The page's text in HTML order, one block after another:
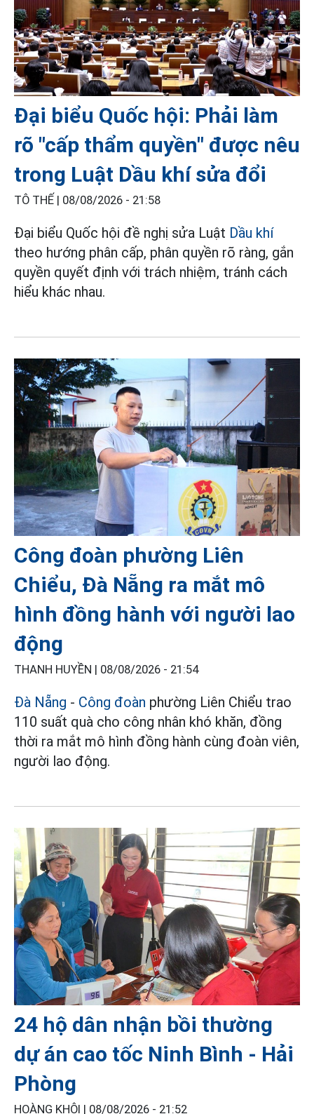
Đại biểu Quốc hội: Phải làm
rõ "cấp thẩm quyền" được nêu
trong Luật Dầu khí sửa đổi
TÔ THẾ | 08/08/2026 - 21:58
Đại biểu Quốc hội đề nghị sửa Luật Dầu khí
theo hướng phân cấp, phân quyền rõ ràng, gắn
quyền quyết định với trách nhiệm, tránh cách
hiểu khác nhau.
Công đoàn phường Liên
Chiểu, Đà Nẵng ra mắt mô
hình đồng hành với người lao
động
THANH HUYỀN | 08/08/2026 - 21:54
Đà Nẵng - Công đoàn phường Liên Chiểu trao
110 suất quà cho công nhân khó khăn, đồng
thời ra mắt mô hình đồng hành cùng đoàn viên,
người lao động.
24 hộ dân nhận bồi thường
dự án cao tốc Ninh Bình - Hải
Phòng
HOÀNG KHÔI | 08/08/2026 - 21:52